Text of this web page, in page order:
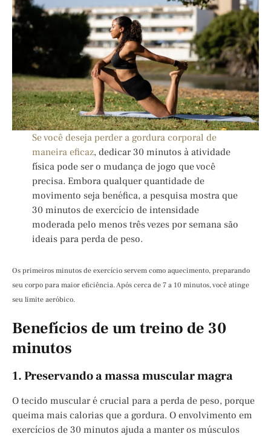
Se você deseja perder a gordura corporal de
maneira eficaz, dedicar 30 minutos à atividade
física pode ser o mudança de jogo que você
precisa. Embora qualquer quantidade de
movimento seja benéfica, a pesquisa mostra que
30 minutos de exercício de intensidade
moderada pelo menos três vezes por semana são
ideais para perda de peso.
Os primeiros minutos de exercício servem como aquecimento, preparando
seu corpo para maior eficiência. Após cerca de 7 a 10 minutos, você atinge
seu limite aeróbico.
Benefícios de um treino de 30
minutos
1. Preservando a massa muscular magra
O tecido muscular é crucial para a perda de peso, porque
queima mais calorias que a gordura. O envolvimento em
exercícios de 30 minutos ajuda a manter os músculos